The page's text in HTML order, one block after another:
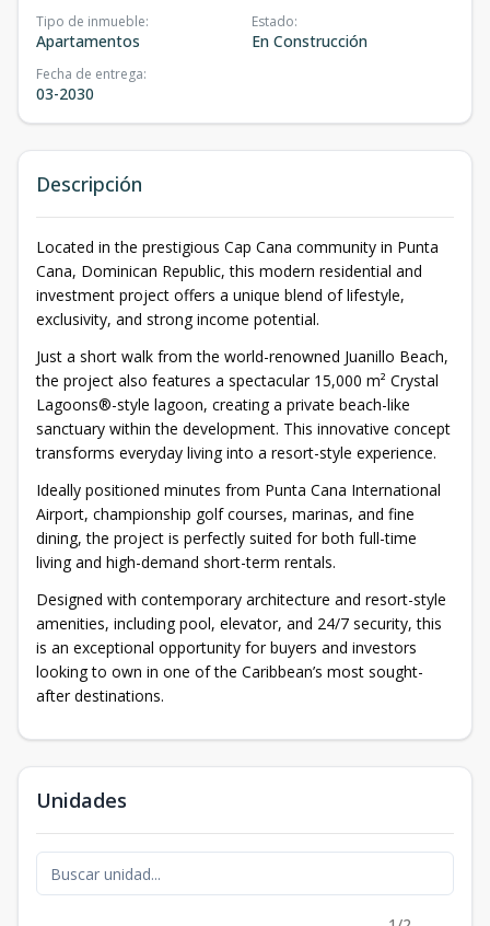
Tipo de inmueble:
Apartamentos
Estado:
En Construcción
Fecha de entrega:
03-2030
Descripción
Located in the prestigious Cap Cana community in Punta
Cana, Dominican Republic, this modern residential and
investment project offers a unique blend of lifestyle,
exclusivity, and strong income potential.
Just a short walk from the world-renowned Juanillo Beach,
the project also features a spectacular 15,000 m² Crystal
Lagoons®-style lagoon, creating a private beach-like
sanctuary within the development. This innovative concept
transforms everyday living into a resort-style experience.
Ideally positioned minutes from Punta Cana International
Airport, championship golf courses, marinas, and fine
dining, the project is perfectly suited for both full-time
living and high-demand short-term rentals.
Designed with contemporary architecture and resort-style
amenities, including pool, elevator, and 24/7 security, this
is an exceptional opportunity for buyers and investors
looking to own in one of the Caribbean’s most sought-
after destinations.
Unidades